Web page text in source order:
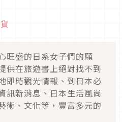
旺盛的日系女子們的願
供在旅遊書上絕對找不到
即時觀光情報、到日本必
訊新消息、日本生活風尚
術、文化等，豐富多元的